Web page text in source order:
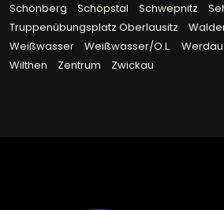
Schönberg
Schöpstal Schwepnitz
Truppenübungsplatz Oberlausitz
Weißwasser
Weißwasser/O.L. Werdau
Wilthen
Zentrum Zwickau